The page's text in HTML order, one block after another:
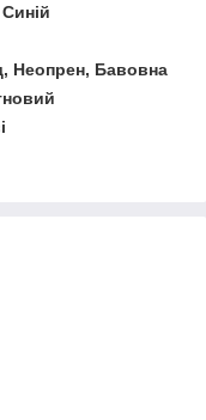
Неопрен, Бавовна